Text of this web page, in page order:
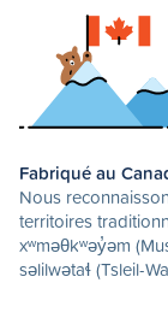
Fabriqué au
Nous
territoires
xʷməθkʷəy̓əm
səlilwətaɬ (Tsleil-